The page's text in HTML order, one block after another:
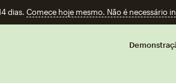
dias. Comece hoje mesmo. Não é necessário